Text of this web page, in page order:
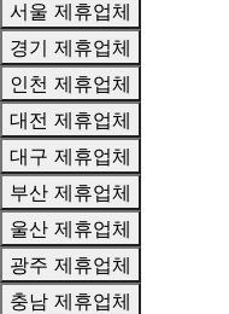
서울 제휴업체
경기 제휴업체
인천 제휴업체
대전 제휴업체
대구 제휴업체
부산 제휴업체
울산 제휴업체
광주 제휴업체
충남 제휴업체